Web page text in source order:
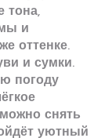
тона,
и
оттенке.
и сумки.
погоду
снять
уютный